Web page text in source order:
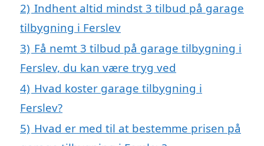
2) Indhent altid mindst 3 tilbud på garage
tilbygning i Ferslev
3) Få nemt 3 tilbud på garage tilbygning i
Ferslev, du kan være tryg ved
4) Hvad koster garage tilbygning i
Ferslev?
5) Hvad er med til at bestemme prisen på